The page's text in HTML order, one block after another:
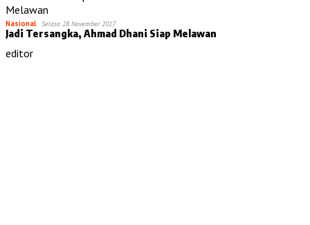
Nasional Selasa 28 November 2017
Jadi Tersangka, Ahmad Dhani Siap Melawan
editor